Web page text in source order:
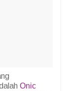
Onic